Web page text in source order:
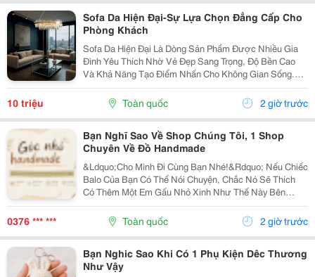
Sofa Da Hiện Đại-Sự Lựa Chọn Đẳng Cấp Cho
Phòng Khách
Sofa Da Hiện Đại Là Dòng Sản Phẩm Được Nhiều Gia
Đình Yêu Thích Nhờ Vẻ Đẹp Sang Trọng, Độ Bền Cao
Và Khả Năng Tạo Điểm Nhấn Cho Không Gian Sống.
Với Thiết Kế Tinh Tế Cùng Chất Liệu Da Cao Cấp, Sofa
Không Chỉ Mang Lại Cảm Giác Thoải Mái Mà Còn Thể...
10 triệu Toàn quốc 2 giờ trước
Bạn Nghĩ Sao Về Shop Chúng Tôi, 1 Shop
Chuyên Về Đồ Handmade
&Ldquo;Cho Mình Đi Cùng Bạn Nhé!&Rdquo; Nếu Chiếc
Balo Của Bạn Có Thể Nói Chuyện, Chắc Nó Sẽ Thích
Có Thêm Một Em Gấu Nhỏ Xinh Như Thế Này Bên
Cạnh. Từ Những Buổi Đi Học, Đi Làm, Đi Cà Phê Hay
Những Chuyến Đi Chơi Cuối Tuần, Em Móc Khóa Gấu
Bông...
0376 *** *** Toàn quốc 2 giờ trước
Bạn Nghic Sao Khi Có 1 Phụ Kiện Dêc Thương
Như Vậy